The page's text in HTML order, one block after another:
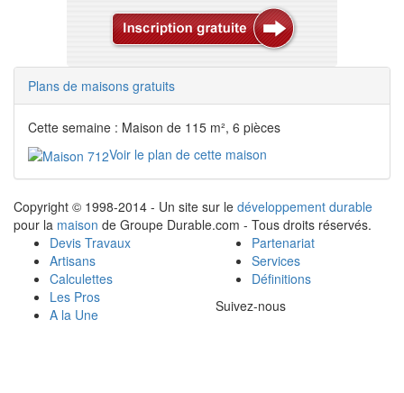
Plans de maisons gratuits
Cette semaine : Maison de 115 m², 6 pièces
Voir le plan de cette maison
Copyright © 1998-2014 - Un site sur le développement durable
pour la maison de Groupe Durable.com - Tous droits réservés.
Devis Travaux
Artisans
Calculettes
Les Pros
A la Une
Partenariat
Services
Définitions
Suivez-nous